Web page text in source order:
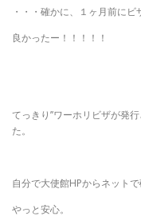
・・・確かに、１ヶ月前に
良かったー！！！！！
てっきり’’ワーホリビザが発
た。
自分で大使館HPからネットで
やっと安心。